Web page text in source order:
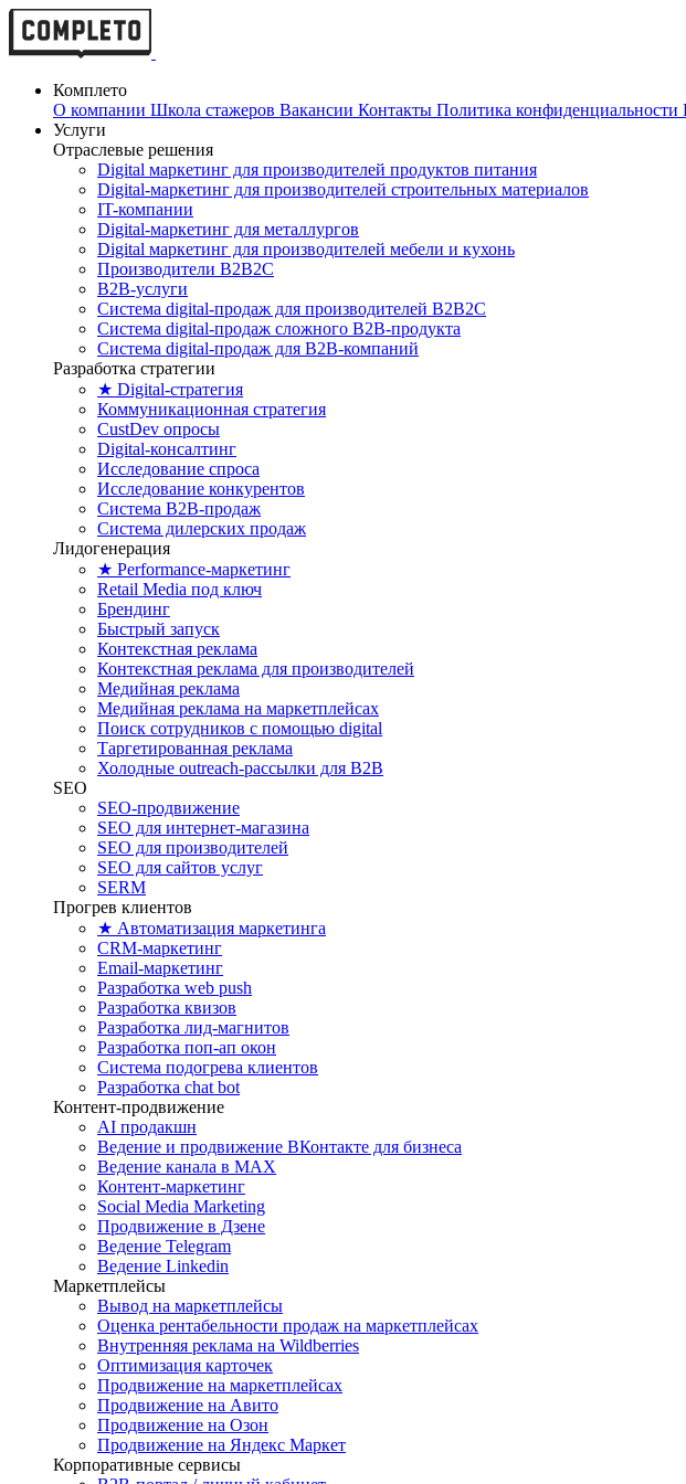
Комплето
О компании Школа стажеров Вакансии Контакты Политика конфиденциальности
Услуги
Отраслевые решения
Digital маркетинг для производителей продуктов питания
Digital-маркетинг для производителей строительных материалов
IT-компании
Digital-маркетинг для металлургов
Digital маркетинг для производителей мебели и кухонь
Производители B2B2C
B2B-услуги
Cистема digital-продаж для производителей B2B2C
Система digital-продаж сложного B2B-продукта
Система digital-продаж для B2B-компаний
Разработка стратегии
★ Digital-стратегия
Коммуникационная стратегия
CustDev опросы
Digital-консалтинг
Исследование спроса
Исследование конкурентов
Система B2B-продаж
Система дилерских продаж
Лидогенерация
★ Performance-маркетинг
Retail Media под ключ
Брендинг
Быстрый запуск
Контекстная реклама
Контекстная реклама для производителей
Медийная реклама
Медийная реклама на маркетплейсах
Поиск сотрудников с помощью digital
Таргетированная реклама
Холодные outreach-рассылки для B2B
SEO
SEO-продвижение
SEO для интернет-магазина
SEO для производителей
SEO для сайтов услуг
SERM
Прогрев клиентов
★ Автоматизация маркетинга
CRM-маркетинг
Email-маркетинг
Разработка web push
Разработка квизов
Разработка лид-магнитов
Разработка поп-ап окон
Система подогрева клиентов
Разработка chat bot
Контент-продвижение
AI продакшн
Ведение и продвижение ВКонтакте для бизнеса
Ведение канала в MAX
Контент-маркетинг
Social Media Marketing
Продвижение в Дзене
Ведение Telegram
Ведение Linkedin
Маркетплейсы
Вывод на маркетплейсы
Оценка рентабельности продаж на маркетплейсах
Внутренняя реклама на Wildberries
Оптимизация карточек
Продвижение на маркетплейсах
Продвижение на Авито
Продвижение на Озон
Продвижение на Яндекс Маркет
Корпоративные сервисы